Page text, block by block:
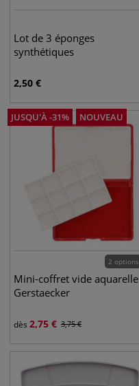
Lot de 3 éponges
synthétiques
2,50 €
JUSQU'À-31% NOUVEAU
2 options
Mini-coffret vide aquarelle
Gerstaecker
dès 2,75 € 3,75€